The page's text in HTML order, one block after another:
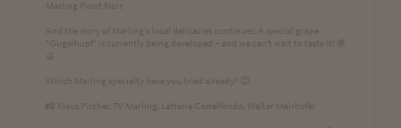
Marling Pinot Noir.
And the story of Marling’s local delicacies continues: A special grape
"Gugelhupf" is currently being developed – and we can’t wait to taste it! 🍇
Which Marling specialty have you tried already? 😊
📸 Klaus Pircher, TV Marling, Latteria Castelfondo, Walter Mairhofer